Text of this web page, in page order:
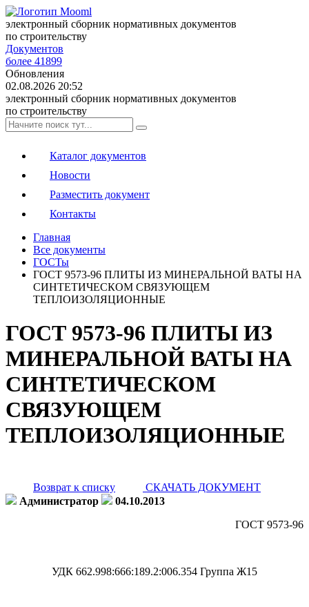
электронный сборник нормативных документов
по строительству
Документов
более 41899
Обновления
02.08.2026 20:52
электронный сборник нормативных документов
по строительству
Каталог документов
Новости
Разместить документ
Контакты
Главная
Все документы
ГОСТы
ГОСТ 9573-96 ПЛИТЫ ИЗ МИНЕРАЛЬНОЙ ВАТЫ НА
СИНТЕТИЧЕСКОМ СВЯЗУЮЩЕМ
ТЕПЛОИЗОЛЯЦИОННЫЕ
ГОСТ 9573-96 ПЛИТЫ ИЗ
МИНЕРАЛЬНОЙ ВАТЫ НА
СИНТЕТИЧЕСКОМ
СВЯЗУЮЩЕМ
ТЕПЛОИЗОЛЯЦИОННЫЕ
Возврат к списку
СКАЧАТЬ ДОКУМЕНТ
Администратор
04.10.2013
ГОСТ 9573-96
УДК 662.998:666:189.2:006.354 Группа Ж15